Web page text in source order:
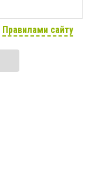
Правилами сайту